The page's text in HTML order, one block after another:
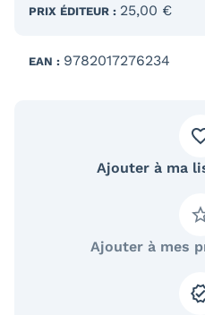
PRIX ÉDITEUR : 25,00 €
EAN : 9782017276234
Ajouter à ma
Ajouter à mes